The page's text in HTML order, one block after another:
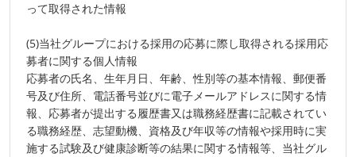
って取得された情報
(5)当社グループにおける採用の応募に際し取得される採用応
募者に関する個人情報
応募者の氏名、生年月日、年齢、性別等の基本情報、郵便番
号及び住所、電話番号並びに電子メールアドレスに関する情
報、応募者が提出する履歴書又は職務経歴書に記載されてい
る職務経歴、志望動機、資格及び年収等の情報や採用時に実
施する試験及び健康診断等の結果に関する情報等、当社グル